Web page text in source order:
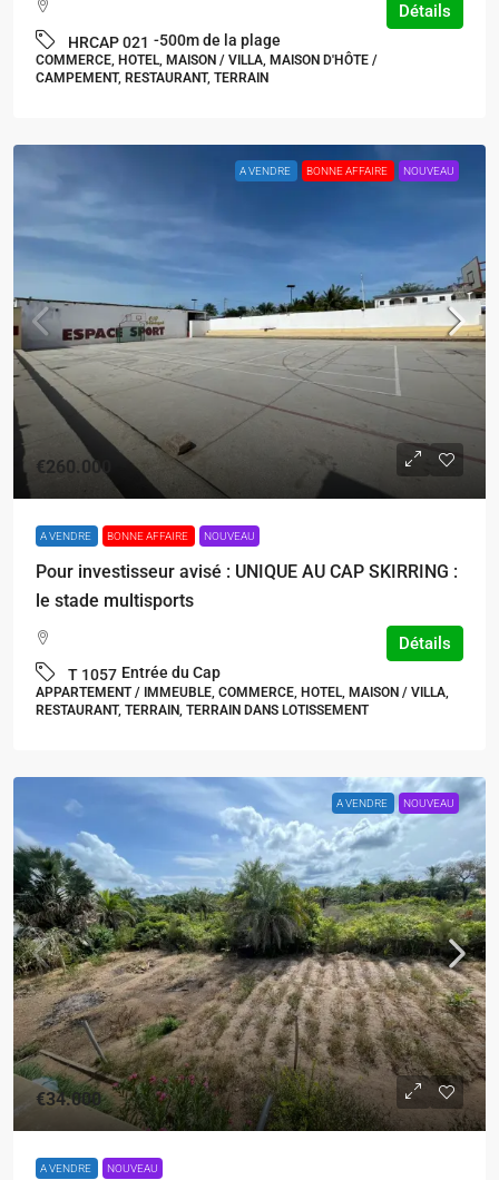
HRCAP 021 -500m de la plage
COMMERCE, HOTEL, MAISON / VILLA, MAISON D'HÔTE /
CAMPEMENT, RESTAURANT, TERRAIN
Détails
A VENDRE BONNE AFFAIRE NOUVEAU
€260.000
A VENDRE BONNE AFFAIRE NOUVEAU
Pour investisseur avisé : UNIQUE AU CAP SKIRRING :
le stade multisports
T 1057 Entrée du Cap
APPARTEMENT / IMMEUBLE, COMMERCE, HOTEL, MAISON / VILLA,
RESTAURANT, TERRAIN, TERRAIN DANS LOTISSEMENT
Détails
A VENDRE NOUVEAU
€34.000
A VENDRE NOUVEAU